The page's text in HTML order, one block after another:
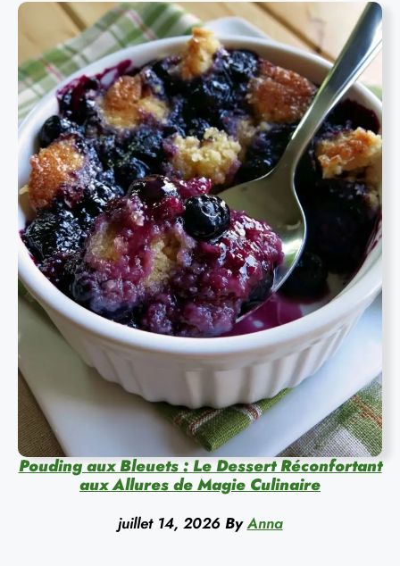
Pouding aux Bleuets : Le Dessert Réconfortant
aux Allures de Magie Culinaire
juillet 14, 2026 By Anna